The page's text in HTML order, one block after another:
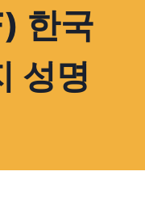
한국
성명